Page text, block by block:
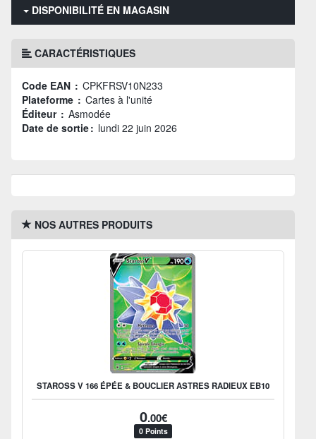
DISPONIBILITÉ EN MAGASIN
CARACTÉRISTIQUES
Code EAN : CPKFRSV10N233
Plateforme : Cartes à l'unité
Éditeur : Asmodée
Date de sortie : lundi 22 juin 2026
NOS AUTRES PRODUITS
STAROSS V 166 ÉPÉE & BOUCLIER ASTRES RADIEUX EB10
0.00€
0 Points